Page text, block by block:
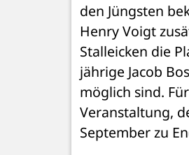
den Jüngsten
Henry Voigt
Stalleicken die
jährige Jacob
möglich sind.
Veranstaltung,
September zu